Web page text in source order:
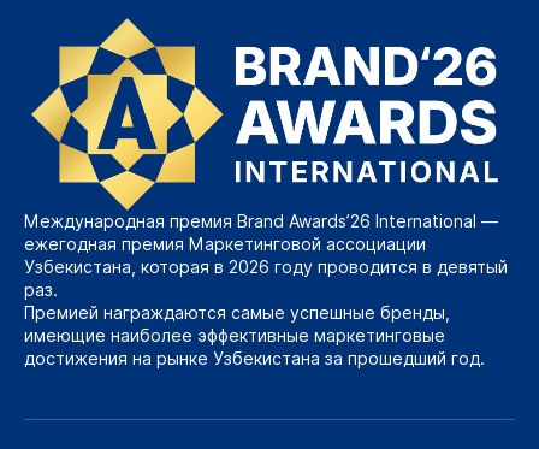
Международная премия Brand Awards’26 International —
ежегодная премия Маркетинговой ассоциации
Узбекистана, которая в 2026 году проводится в девятый
раз.
Премией награждаются самые успешные бренды,
имеющие наиболее эффективные маркетинговые
достижения на рынке Узбекистана за прошедший год.